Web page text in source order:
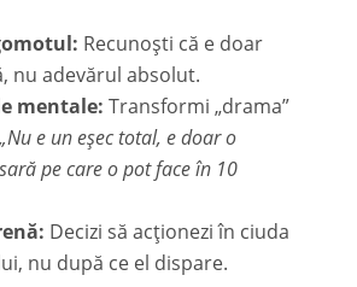
Recunoști că e doar
nu adevărul absolut.
mentale: Transformi „drama”
„Nu e un eșec total, e doar o
pe care o pot face în 10
Decizi să acționezi în ciuda
nu după ce el dispare.